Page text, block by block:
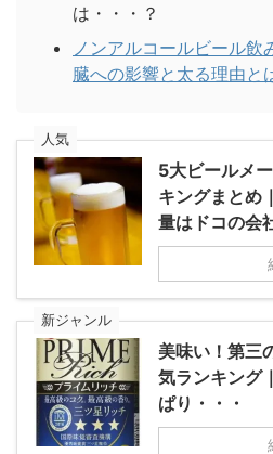
は・・・？
ノンアルコールビール飲
臓への影響と太る理由と
人気
5大ビールメ
キングまとめ
量はドコの会
新ジャンル
美味い！第三
気ランキング
ぱり・・・